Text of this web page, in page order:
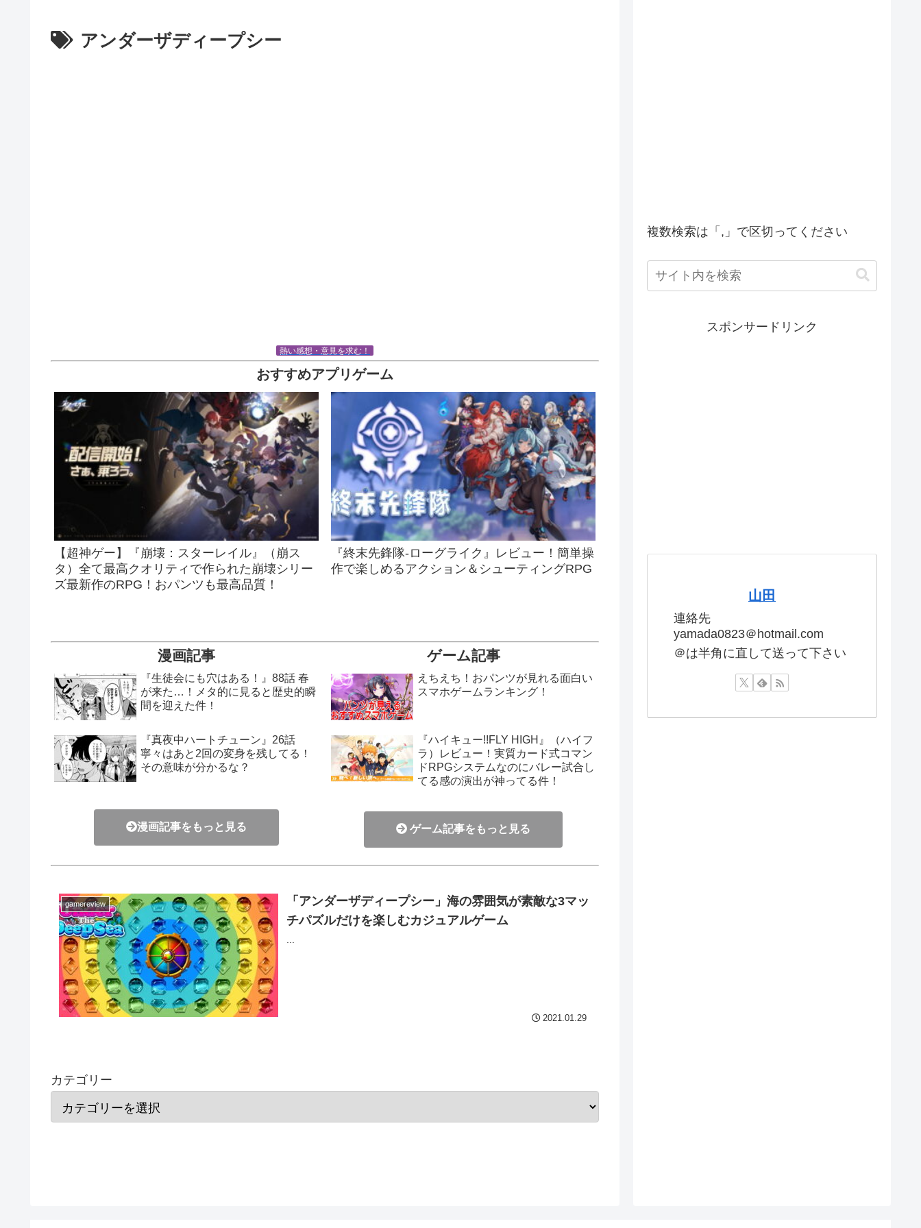
アンダーザディープシー
熱い感想・意見を求む！
おすすめアプリゲーム
【超神ゲー】『崩壊：スターレイル』（崩ス
タ）全て最高クオリティで作られた崩壊シリー
ズ最新作のRPG！おパンツも最高品質！
『終末先鋒隊-ローグライク』レビュー！簡単操
作で楽しめるアクション＆シューティングRPG
漫画記事
『生徒会にも穴はある！』88話 春
が来た…！メタ的に見ると歴史的瞬
間を迎えた件！
『真夜中ハートチューン』26話
寧々はあと2回の変身を残してる！
その意味が分かるな？
漫画記事をもっと見る
ゲーム記事
えちえち！おパンツが見れる面白い
スマホゲームランキング！
『ハイキュー!!FLY HIGH』（ハイフ
ラ）レビュー！実質カード式コマン
ドRPGシステムなのにバレー試合し
てる感の演出が神ってる件！
ゲーム記事をもっと見る
gamereview
「アンダーザディープシー」海の雰囲気が素敵な3マッ
チパズルだけを楽しむカジュアルゲーム
...
2021.01.29
カテゴリー
複数検索は「,」で区切ってください
スポンサードリンク
山田
連絡先
yamada0823＠hotmail.com
＠は半角に直して送って下さい